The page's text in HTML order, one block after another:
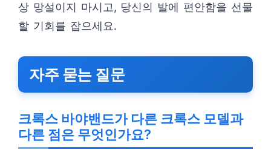
상 망설이지 마시고, 당신의 발에 편안함을 선물
할 기회를 잡으세요.
자주 묻는 질문
크록스 바야밴드가 다른 크록스 모델과
다른 점은 무엇인가요?